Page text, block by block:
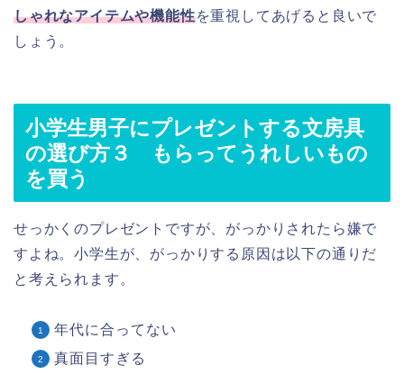
しゃれなアイテムや機能性を重視してあげると良いで
しょう。
小学生男子にプレゼントする文房具
の選び方３ もらってうれしいもの
を買う
せっかくのプレゼントですが、がっかりされたら嫌で
すよね。小学生が、がっかりする原因は以下の通りだ
と考えられます。
年代に合ってない
真面目すぎる